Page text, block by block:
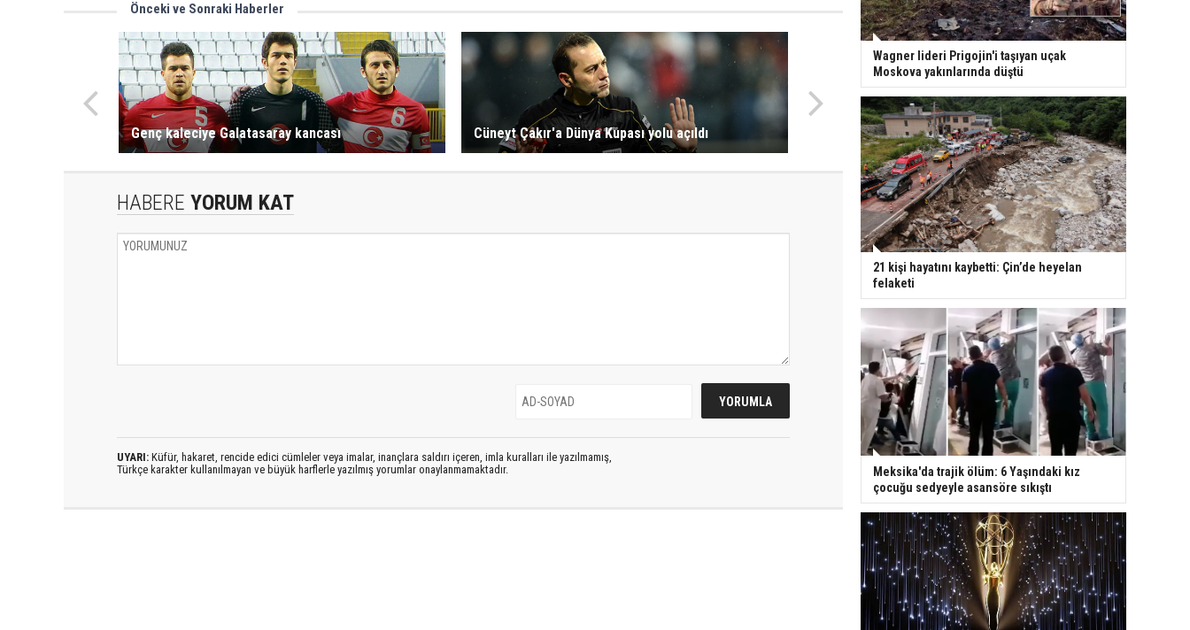
Önceki ve Sonraki Haberler
Genç kaleciye Galatasaray kancası Cüneyt Çakır'a Dünya Kupası yolu açıldı
HABERE YORUM KAT
UYARI: Küfür, hakaret, rencide edici cümleler veya imalar, inançlara saldırı içeren, imla kuralları ile yazılmamış,
Türkçe karakter kullanılmayan ve büyük harflerle yazılmış yorumlar onaylanmamaktadır.
Wagner lideri Prigojin'i taşıyan uçak
Moskova yakınlarında düştü
21 kişi hayatını kaybetti: Çin’de heyelan
felaketi
Meksika'da trajik ölüm: 6 Yaşındaki kız
çocuğu sedyeyle asansöre sıkıştı